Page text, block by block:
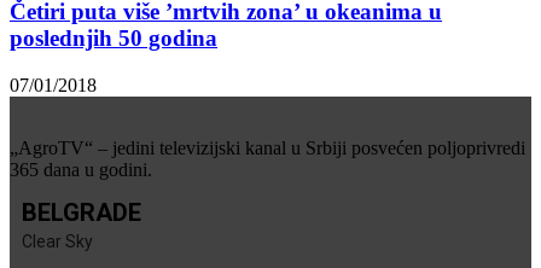
Četiri puta više ’mrtvih zona’ u okeanima u
poslednjih 50 godina
07/01/2018
„AgroTV“ – jedini televizijski kanal u Srbiji posvećen poljoprivredi
365 dana u godini.
BELGRADE
Clear Sky